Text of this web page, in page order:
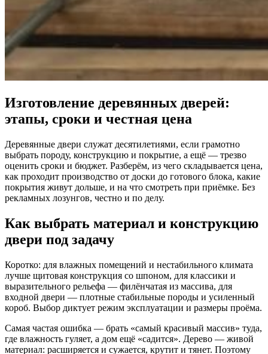
Изготовление деревянных дверей:
этапы, сроки и честная цена
Деревянные двери служат десятилетиями, если грамотно
выбрать породу, конструкцию и покрытие, а ещё — трезво
оценить сроки и бюджет. Разберём, из чего складывается цена,
как проходит производство от доски до готового блока, какие
покрытия живут дольше, и на что смотреть при приёмке. Без
рекламных лозунгов, честно и по делу.
Как выбрать материал и конструкцию
двери под задачу
Коротко: для влажных помещений и нестабильного климата
лучше щитовая конструкция со шпоном, для классики и
выразительного рельефа — филёнчатая из массива, для
входной двери — плотные стабильные породы и усиленный
короб. Выбор диктует режим эксплуатации и размеры проёма.
Самая частая ошибка — брать «самый красивый массив» туда,
где влажность гуляет, а дом ещё «садится». Дерево — живой
материал: расширяется и сужается, крутит и тянет. Поэтому